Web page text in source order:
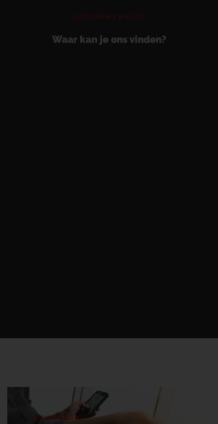
SITUERING KAART
Waar kan je ons vinden?
NIEUWSBRIEF